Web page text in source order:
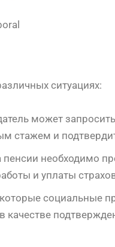
ситуациях:
может
стажем и
пенсии необходимо
и уплаты
социальные
качестве